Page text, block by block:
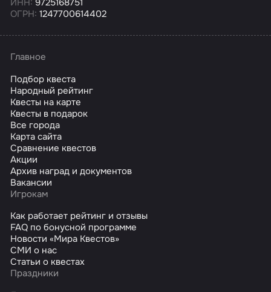
ОГРН: 1247700614402
Главное
Подбор квеста
Народный рейтинг
Квесты на карте
Квесты в подарок
Все города
Карта сайта
Сравнение квестов
Акции
Архив наград и документов
Вакансии
Игрокам
Как работает рейтинг и отзывы
FAQ по бонусной программе
Новости «Мира Квестов»
СМИ о нас
Статьи о квестах
Праздники